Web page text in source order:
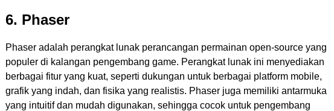
6. Phaser
Phaser adalah perangkat lunak perancangan permainan open-source yang
populer di kalangan pengembang game. Perangkat lunak ini menyediakan
berbagai fitur yang kuat, seperti dukungan untuk berbagai platform mobile,
grafik yang indah, dan fisika yang realistis. Phaser juga memiliki antarmuka
yang intuitif dan mudah digunakan, sehingga cocok untuk pengembang